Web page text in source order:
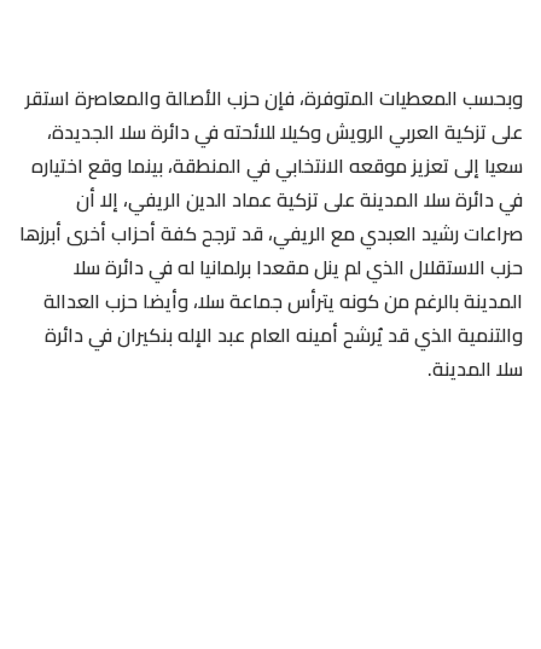
وبحسب المعطيات المتوفرة، فإن حزب الأصالة والمعاصرة استقر
على تزكية العربي الرويش وكيلا للائحته في دائرة سلا الجديدة،
سعيا إلى تعزيز موقعه الانتخابي في المنطقة، بينما وقع اختياره
في دائرة سلا المدينة على تزكية عماد الدين الريفي، إلا أن
صراعات رشيد العبدي مع الريفي، قد ترجح كفة أحزاب أخرى أبرزها
حزب الاستقلال الذي لم ينل مقعدا برلمانيا له في دائرة سلا
المدينة بالرغم من كونه يترأس جماعة سلا، وأيضا حزب العدالة
والتنمية الذي قد يُرشح أمينه العام عبد الإله بنكيران في دائرة
سلا المدينة.